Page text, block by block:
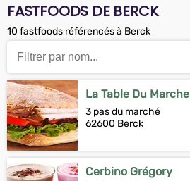
FASTFOODS DE BERCK
10 fastfoods référencés à Berck
La Table Du Marche
3 pas du marché
62600 Berck
Cerbino Grégory